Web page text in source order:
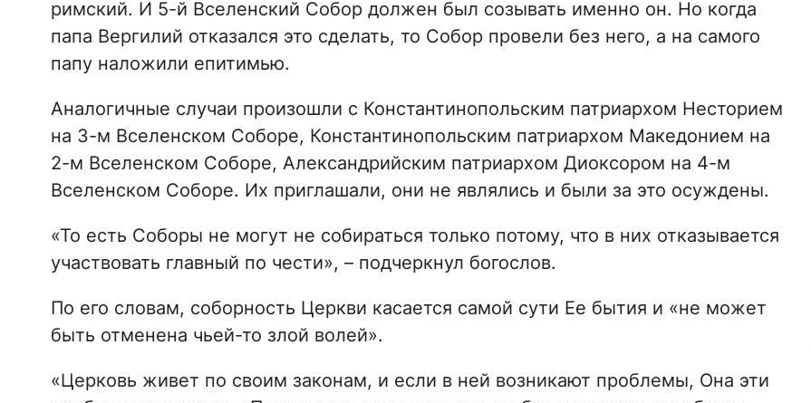
римский. И 5-й Вселенский Собор должен был созывать именно он. Но когда
папа Вергилий отказался это сделать, то Собор провели без него, а на самого
папу наложили епитимью.
Аналогичные случаи произошли с Константинопольским патриархом Несторием
на 3-м Вселенском Соборе, Константинопольским патриархом Македонием на
2-м Вселенском Соборе, Александрийским патриархом Диоксором на 4-м
Вселенском Соборе. Их приглашали, они не являлись и были за это осуждены.
«То есть Соборы не могут не собираться только потому, что в них отказывается
участвовать главный по чести», – подчеркнул богослов.
По его словам, соборность Церкви касается самой сути Ее бытия и «не может
быть отменена чьей-то злой волей».
«Церковь живет по своим законам, и если в ней возникают проблемы, Она эти